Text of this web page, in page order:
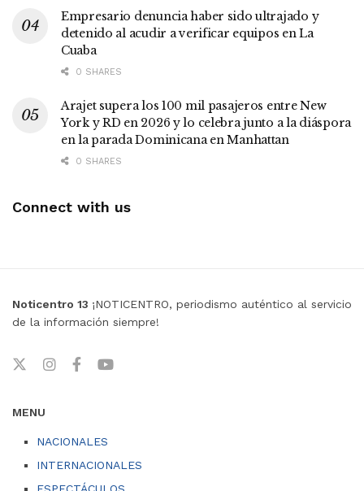
Empresario denuncia haber sido ultrajado y
detenido al acudir a verificar equipos en La
Cuaba
0 SHARES
Arajet supera los 100 mil pasajeros entre New
York y RD en 2026 y lo celebra junto a la diáspora
en la parada Dominicana en Manhattan
0 SHARES
Connect with us
Noticentro 13 ¡NOTICENTRO, periodismo auténtico al servicio
de la información siempre!
MENU
NACIONALES
INTERNACIONALES
ESPECTÁCULOS